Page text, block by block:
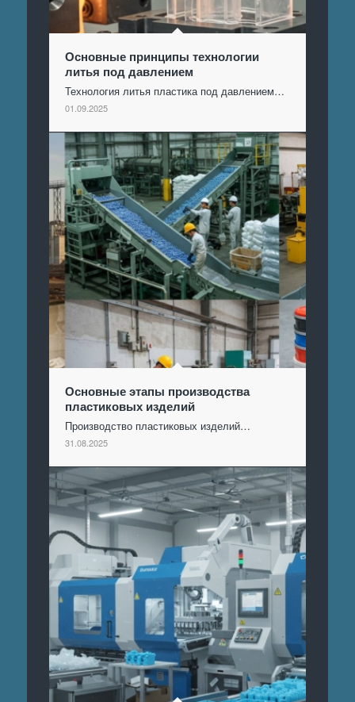
Основные принципы технологии
литья под давлением
Технология литья пластика под давлением…
01.09.2025
Основные этапы производства
пластиковых изделий
Производство пластиковых изделий…
31.08.2025